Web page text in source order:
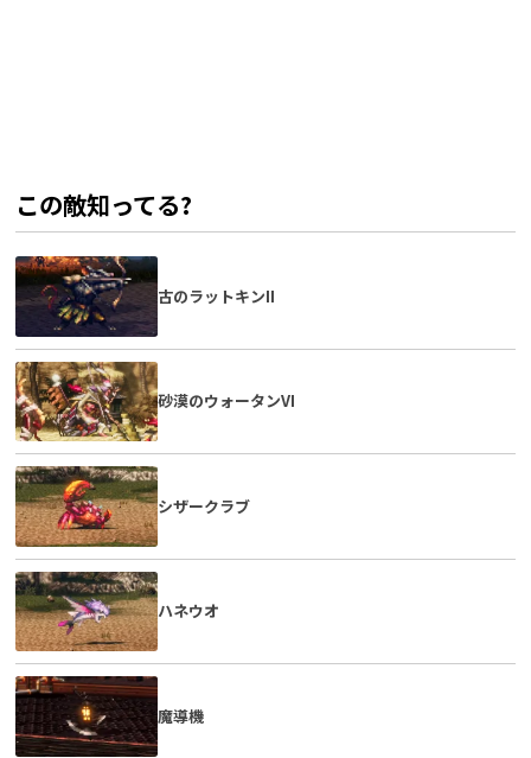
この敵知ってる?
古のラットキンII
砂漠のウォータンVI
シザークラブ
ハネウオ
魔導機